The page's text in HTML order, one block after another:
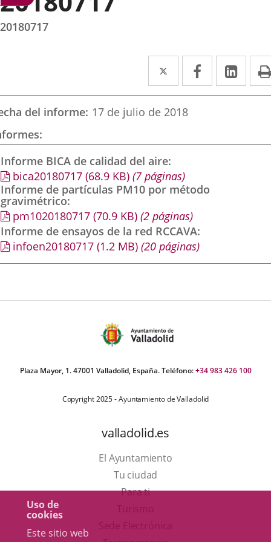
Uso de
cookies
Este sitio web
20180717
Twitter
Enlace
a
una
externa.
Facebook
Enlace
a
externa.
a
del informe 17 de julio de 2018
Informe BICA de calidad del aire
bica20180717 (68.9 KB) (7 páginas)
Informe de partículas PM10 por método
gravimétrico
pm1020180717 (70.9 KB) (2 páginas)
Informe de ensayos de la red RCCAVA
infoen20180717 (1.2 MB) (20 páginas)
Plaza Mayor, 1. 47001 Valladolid, España. Teléfono:+34 983 426 100
Copyright 2025 - Ayuntamiento de Valladolid
valladolid.es
El Ayuntamiento
Tu ciudad
Para ti